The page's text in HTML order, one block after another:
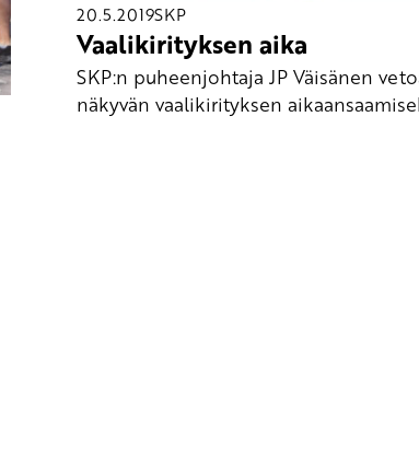
20.5.2019SKP
Vaalikirityksen aika
SKP:n puheenjohtaja JP Väisänen
näkyvän vaalikirityksen